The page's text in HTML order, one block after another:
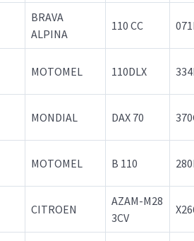
BRAVA
ALPINA
110 CC
MOTOMEL 110DLX
MONDIAL DAX 70
MOTOMEL B 110
CITROEN
AZAM-M28
3CV